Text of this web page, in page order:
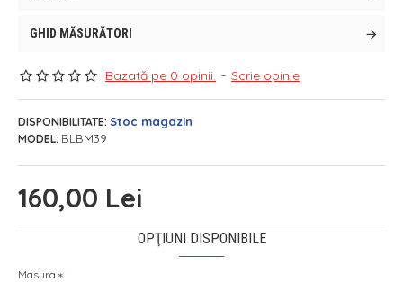
GHID MĂSURĂTORI
Bazată pe 0 opinii. - Scrie opinie
160,00 Lei
DISPONIBILITATE: Stoc magazin
MODEL: BLBM39
OPŢIUNI DISPONIBILE
Masura